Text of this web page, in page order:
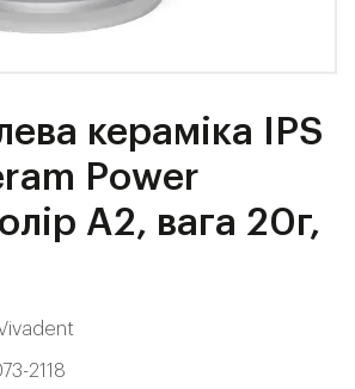
кераміка IPS
Power
A2, вага 20г,
2118